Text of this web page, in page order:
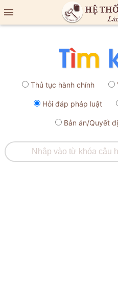

Thủ tục hành chính
Hỏi đáp pháp luật
Bản án/Quyết